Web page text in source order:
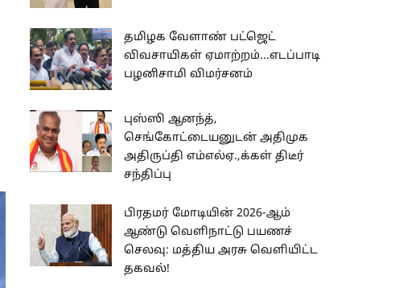
தமிழக வேளாண் பட்ஜெட்
விவசாயிகள் ஏமாற்றம்...எடப்பாடி
பழனிசாமி விமர்சனம்
புஸ்ஸி ஆனந்த்,
செங்கோட்டையனுடன் அதிமுக
அதிருப்தி எம்எல்ஏ.,க்கள் திடீர்
சந்திப்பு
பிரதமர் மோடியின் 2026-ஆம்
ஆண்டு வெளிநாட்டு பயணச்
செலவு: மத்திய அரசு வெளியிட்ட
தகவல்!